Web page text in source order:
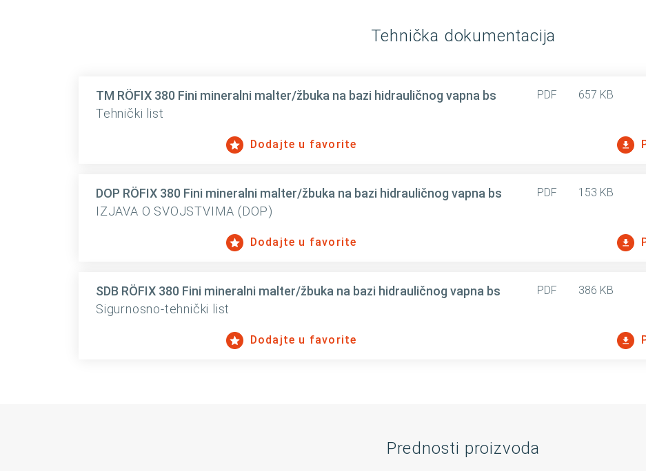
Tehnička dokumentacija
TM RÖFIX 380 Fini mineralni malter/žbuka na bazi hidrauličnog vapna bs
Tehnički list
PDF 657 KB
Dodajte u favorite
DOP RÖFIX 380 Fini mineralni malter/žbuka na bazi hidrauličnog vapna bs
IZJAVA O SVOJSTVIMA (DOP)
PDF 153 KB
Dodajte u favorite
SDB RÖFIX 380 Fini mineralni malter/žbuka na bazi hidrauličnog vapna bs
Sigurnosno-tehnički list
PDF 386 KB
Dodajte u favorite
Prednosti proizvoda